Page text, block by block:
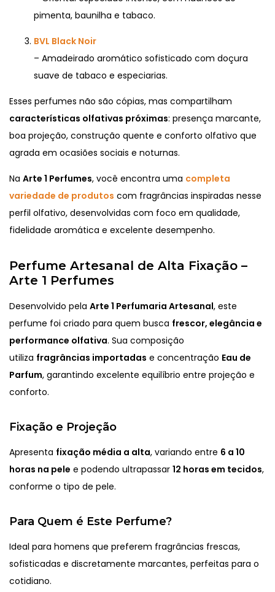
pimenta, baunilha e tabaco.
BVL Black Noir
– Amadeirado aromático sofisticado com doçura
suave de tabaco e especiarias.
Esses perfumes não são cópias, mas compartilham
características olfativas próximas: presença marcante,
boa projeção, construção quente e conforto olfativo que
agrada em ocasiões sociais e noturnas.
Na Arte 1 Perfumes, você encontra uma completa
variedade de produtos com fragrâncias inspiradas nesse
perfil olfativo, desenvolvidas com foco em qualidade,
fidelidade aromática e excelente desempenho.
Perfume Artesanal de Alta Fixação –
Arte 1 Perfumes
Desenvolvido pela Arte 1 Perfumaria Artesanal, este
perfume foi criado para quem busca frescor, elegância e
performance olfativa. Sua composição
utiliza fragrâncias importadas e concentração Eau de
Parfum, garantindo excelente equilíbrio entre projeção e
conforto.
Fixação e Projeção
Apresenta fixação média a alta, variando entre 6 a 10
horas na pele e podendo ultrapassar 12 horas em tecidos,
conforme o tipo de pele.
Para Quem é Este Perfume?
Ideal para homens que preferem fragrâncias frescas,
sofisticadas e discretamente marcantes, perfeitas para o
cotidiano.